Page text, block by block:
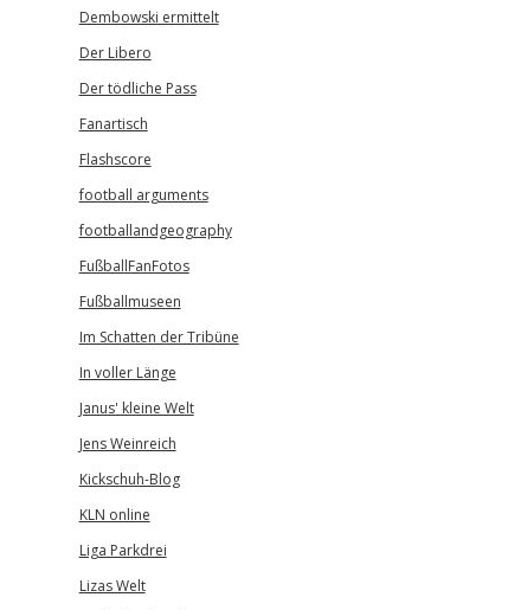
Dembowski ermittelt
Der Libero
Der tödliche Pass
Fanartisch
Flashscore
football arguments
footballandgeography
FußballFanFotos
Fußballmuseen
Im Schatten der Tribüne
In voller Länge
Janus' kleine Welt
Jens Weinreich
Kickschuh-Blog
KLN online
Liga Parkdrei
Lizas Welt